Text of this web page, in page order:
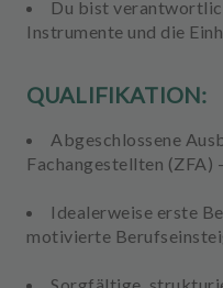
Du bist
Instrumente und die
QUALIFIKATION:
Abgeschlossene
Fachangestellten (ZFA)
Idealerweise erste
motivierte